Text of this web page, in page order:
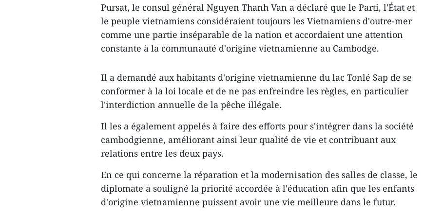
Pursat, le consul général Nguyen Thanh Van a déclaré que le Parti, l'État et
le peuple vietnamiens considéraient toujours les Vietnamiens d'outre-mer
comme une partie inséparable de la nation et accordaient une attention
constante à la communauté d'origine vietnamienne au Cambodge.
Il a demandé aux habitants d'origine vietnamienne du lac Tonlé Sap de se
conformer à la loi locale et de ne pas enfreindre les règles, en particulier
l'interdiction annuelle de la pêche illégale.
Il les a également appelés à faire des efforts pour s'intégrer dans la société
cambodgienne, améliorant ainsi leur qualité de vie et contribuant aux
relations entre les deux pays.
En ce qui concerne la réparation et la modernisation des salles de classe, le
diplomate a souligné la priorité accordée à l'éducation afin que les enfants
d'origine vietnamienne puissent avoir une vie meilleure dans le futur.